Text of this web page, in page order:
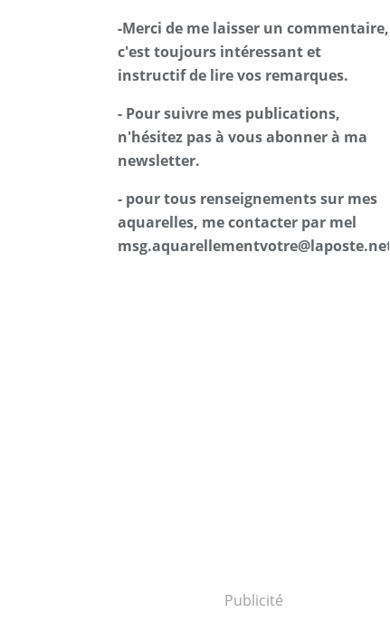
Publicité
-Merci de me laisser un commentaire,
c'est toujours intéressant et
instructif de lire vos remarques.
- Pour suivre mes publications,
n'hésitez pas à vous abonner à ma
newsletter.
- pour tous renseignements sur mes
aquarelles, me contacter par mel
msg.aquarellementvotre@laposte.net